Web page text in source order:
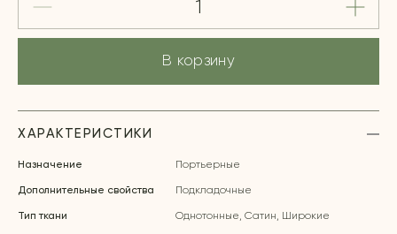
В корзину
ХАРАКТЕРИСТИКИ
Назначение Портьерные
Дополнительные свойства Подкладочные
Тип ткани Однотонные, Сатин, Широкие